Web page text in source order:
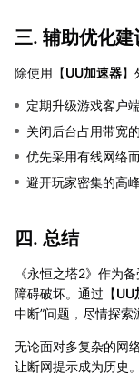
三. 辅助优化建
除使用【UU加速器】
定期升级游戏客户
关闭后台占用带宽
优先采用有线网络
避开玩家密集的高
四. 总结
《永恒之塔2》作为
障碍破坏。通过【UU
中断”问题，尽情探索
无论面对多复杂的网
让断网提示成为历史